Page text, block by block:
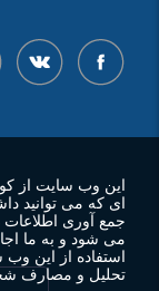
این وب سایت از
ای که می توانید
جمع آوری اطلاعات
می شود و به ما
استفاده از این وب
تحلیل و مصارف